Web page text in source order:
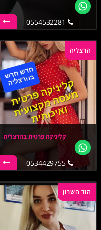
הרצליה
קליניקה פרטית בהרצליה
0534429755
הוד השרון